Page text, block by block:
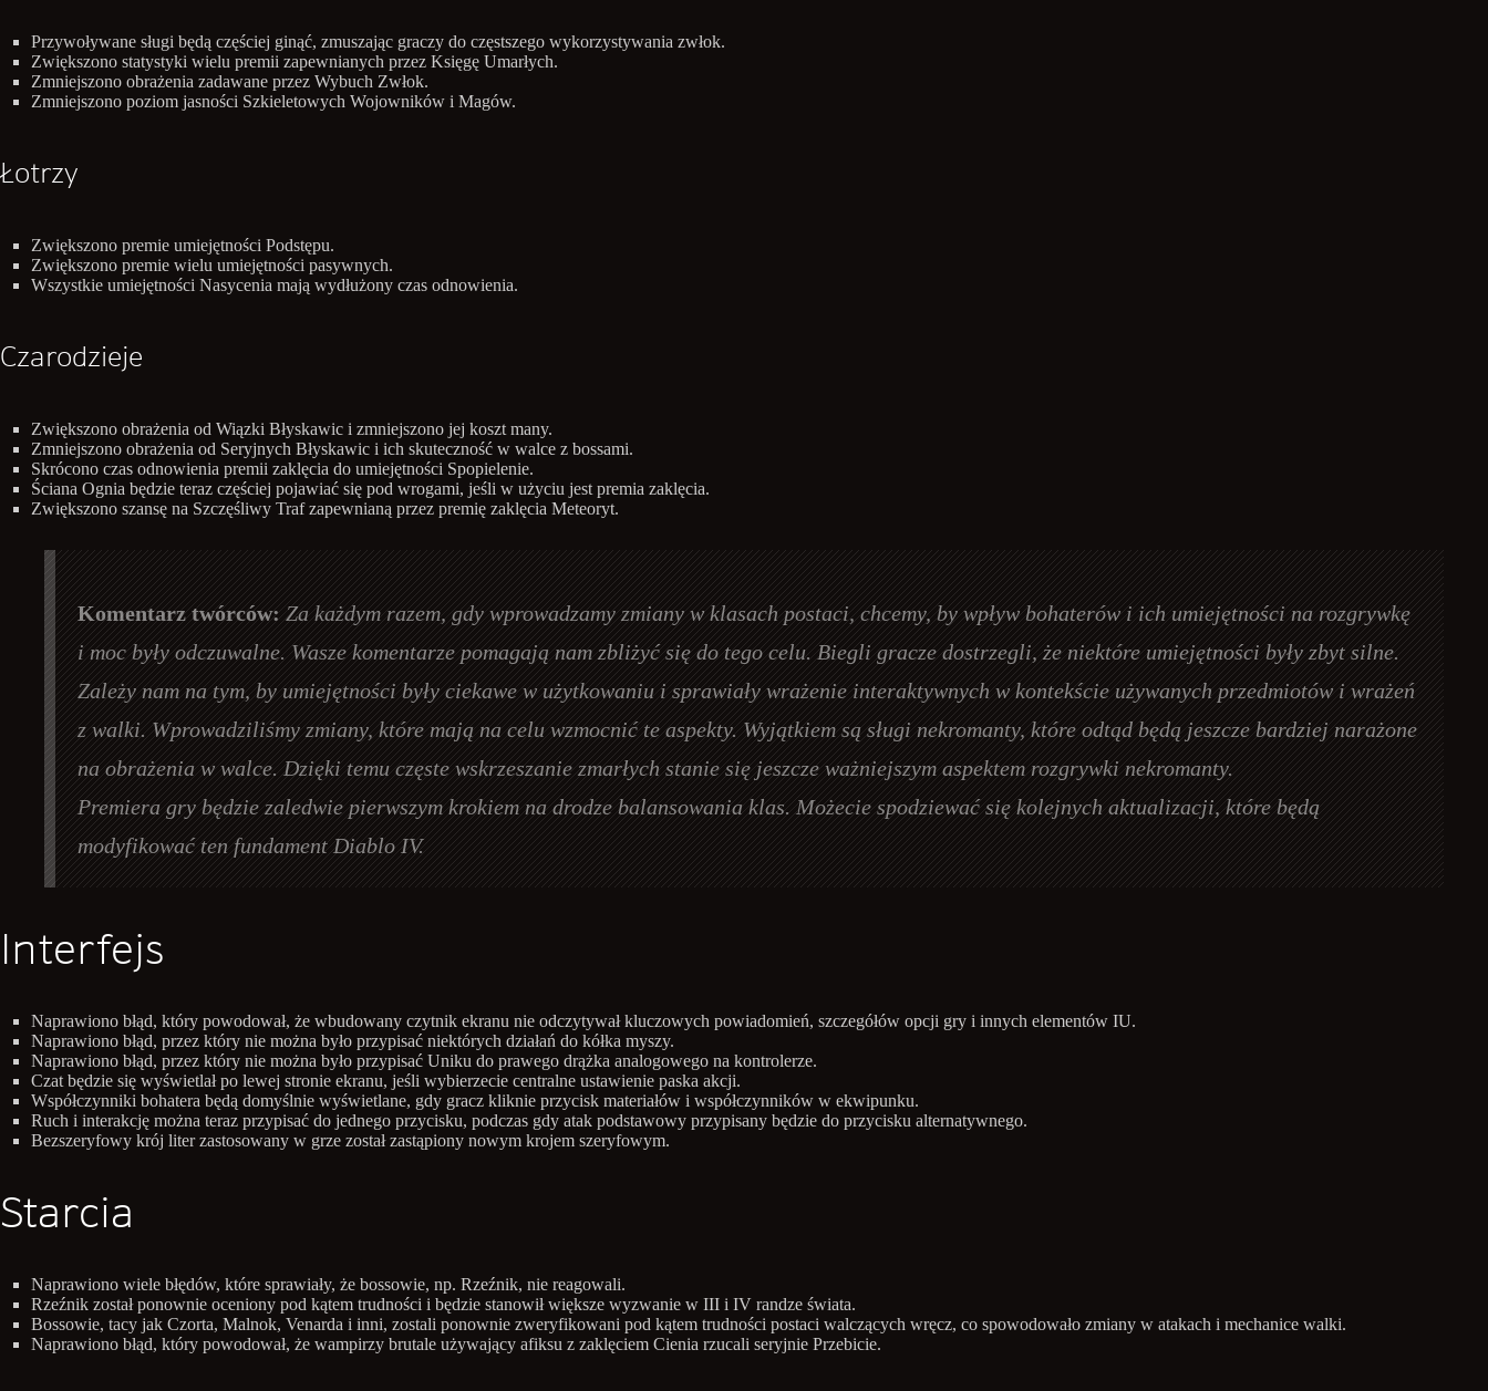
Przywoływane sługi będą częściej ginąć, zmuszając graczy do częstszego wykorzystywania zwłok.
Zwiększono statystyki wielu premii zapewnianych przez Księgę Umarłych.
Zmniejszono obrażenia zadawane przez Wybuch Zwłok.
Zmniejszono poziom jasności Szkieletowych Wojowników i Magów.
Łotrzy
Zwiększono premie umiejętności Podstępu.
Zwiększono premie wielu umiejętności pasywnych.
Wszystkie umiejętności Nasycenia mają wydłużony czas odnowienia.
Czarodzieje
Zwiększono obrażenia od Wiązki Błyskawic i zmniejszono jej koszt many.
Zmniejszono obrażenia od Seryjnych Błyskawic i ich skuteczność w walce z bossami.
Skrócono czas odnowienia premii zaklęcia do umiejętności Spopielenie.
Ściana Ognia będzie teraz częściej pojawiać się pod wrogami, jeśli w użyciu jest premia zaklęcia.
Zwiększono szansę na Szczęśliwy Traf zapewnianą przez premię zaklęcia Meteoryt.
Komentarz twórców:Za każdym razem, gdy wprowadzamy zmiany w klasach postaci, chcemy, by wpływ bohaterów i ich umiejętności na rozgrywkę
i moc były odczuwalne. Wasze komentarze pomagają nam zbliżyć się do tego celu. Biegli gracze dostrzegli, że niektóre umiejętności były zbyt silne.
Zależy nam na tym, by umiejętności były ciekawe w użytkowaniu i sprawiały wrażenie interaktywnych w kontekście używanych przedmiotów i wrażeń
z walki. Wprowadziliśmy zmiany, które mają na celu wzmocnić te aspekty. Wyjątkiem są sługi nekromanty, które odtąd będą jeszcze bardziej narażone
na obrażenia w walce. Dzięki temu częste wskrzeszanie zmarłych stanie się jeszcze ważniejszym aspektem rozgrywki nekromanty.
Premiera gry będzie zaledwie pierwszym krokiem na drodze balansowania klas. Możecie spodziewać się kolejnych aktualizacji, które będą
modyfikować ten fundament Diablo IV.
Interfejs
Naprawiono błąd, który powodował, że wbudowany czytnik ekranu nie odczytywał kluczowych powiadomień, szczegółów opcji gry i innych elementów IU.
Naprawiono błąd, przez który nie można było przypisać niektórych działań do kółka myszy.
Naprawiono błąd, przez który nie można było przypisać Uniku do prawego drążka analogowego na kontrolerze.
Czat będzie się wyświetlał po lewej stronie ekranu, jeśli wybierzecie centralne ustawienie paska akcji.
Współczynniki bohatera będą domyślnie wyświetlane, gdy gracz kliknie przycisk materiałów i współczynników w ekwipunku.
Ruch i interakcję można teraz przypisać do jednego przycisku, podczas gdy atak podstawowy przypisany będzie do przycisku alternatywnego.
Bezszeryfowy krój liter zastosowany w grze został zastąpiony nowym krojem szeryfowym.
Starcia
Naprawiono wiele błędów, które sprawiały, że bossowie, np. Rzeźnik, nie reagowali.
Rzeźnik został ponownie oceniony pod kątem trudności i będzie stanowił większe wyzwanie w III i IV randze świata.
Bossowie, tacy jak Czorta, Malnok, Venarda i inni, zostali ponownie zweryfikowani pod kątem trudności postaci walczących wręcz, co spowodowało zmiany w atakach i mechanice walki.
Naprawiono błąd, który powodował, że wampirzy brutale używający afiksu z zaklęciem Cienia rzucali seryjnie Przebicie.